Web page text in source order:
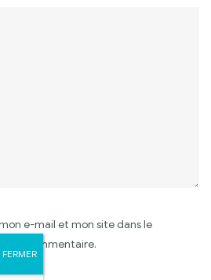
e-mail et mon site dans le
commentaire.